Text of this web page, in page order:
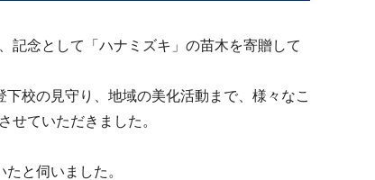
念として「ハナミズキ」の苗木を寄贈して
校の見守り、地域の美化活動まで、様々なこ
せていただきました。
と伺いました。